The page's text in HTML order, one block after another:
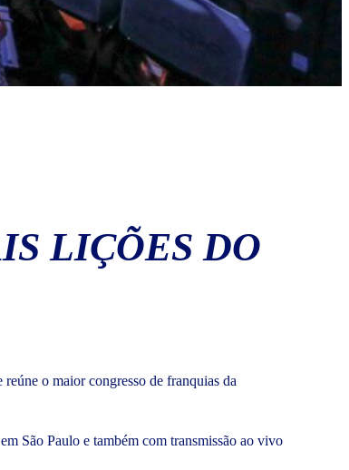
LIÇÕES DO
o maior congresso de franquias da
São Paulo e também com transmissão ao vivo